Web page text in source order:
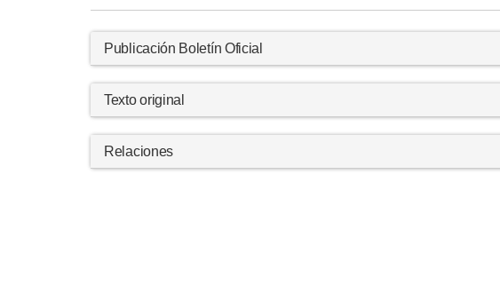
Publicación Boletín Oficial
Texto original
Relaciones